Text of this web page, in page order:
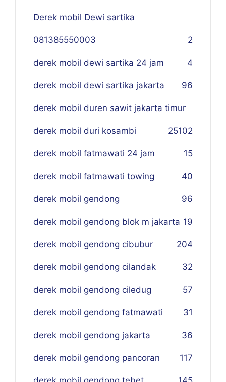
Derek mobil Dewi sartika
081385550003 2
derek mobil dewi sartika 24 jam 4
derek mobil dewi sartika jakarta 96
derek mobil duren sawit jakarta timur
102
derek mobil duri kosambi 25
derek mobil fatmawati 24 jam 15
derek mobil fatmawati towing 40
derek mobil gendong 96
derek mobil gendong blok m jakarta 19
derek mobil gendong cibubur 204
derek mobil gendong cilandak 32
derek mobil gendong ciledug 57
derek mobil gendong fatmawati 31
derek mobil gendong jakarta 36
derek mobil gendong pancoran 117